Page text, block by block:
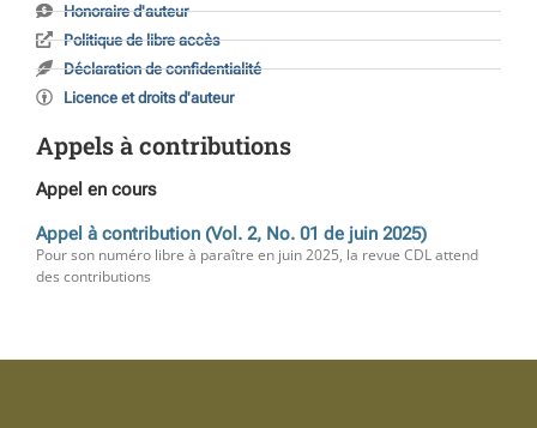
Honoraire d'auteur
Politique de libre accès
Déclaration de confidentialité
Licence et droits d'auteur
Appels à contributions
Appel en cours
Appel à contribution (Vol. 2, No. 01 de juin 2025)
Pour son numéro libre à paraître en juin 2025, la revue CDL attend
des contributions